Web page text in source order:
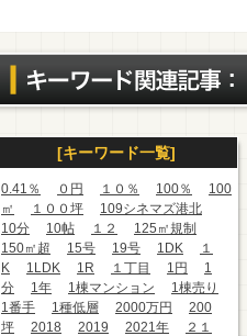
[キーワード一覧]
0.41％ ０円 １０％ 100％
100
㎡
１００坪
109シネマズ港北
10分
10帖 １２
125㎡規制
150㎡超
15号 19号 1DK
１
K
1LDK 1R １丁目 1円
1
分
1年 1棟マンション
1棟売り
1番手
1種低層 2000万円
200
坪
2018 2019 2021年
２１